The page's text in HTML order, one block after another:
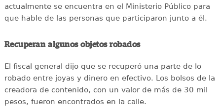
actualmente se encuentra en el Ministerio Público para
que hable de las personas que participaron junto a él.
Recuperan algunos objetos robados
El fiscal general dijo que se recuperó una parte de lo
robado entre joyas y dinero en efectivo. Los bolsos de la
creadora de contenido, con un valor de más de 30 mil
pesos, fueron encontrados en la calle.